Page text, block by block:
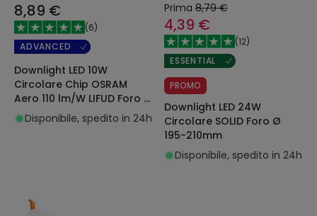
8,89 €
(6)
ADVANCED
Downlight LED 10W
Circolare Chip OSRAM
Aero 110 lm/W LIFUD Foro Ø
80 mm
Disponibile, spedito in 24h
Prima 8,79 €
4,39 €
(12)
ESSENTIAL
PROMO
Downlight LED 24W
Circolare SOLID Foro Ø
195-210mm
Disponibile, spedito in 24h